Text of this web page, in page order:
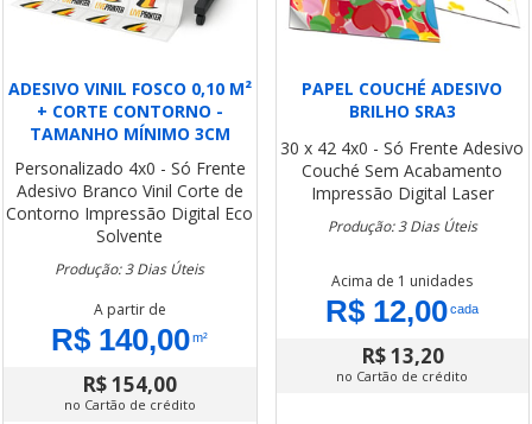
ADESIVO VINIL FOSCO 0,10 M²
+ CORTE CONTORNO -
TAMANHO MÍNIMO 3CM
Personalizado 4x0 - Só Frente
Adesivo Branco Vinil Corte de
Contorno Impressão Digital Eco
Solvente
Produção: 3 Dias Úteis
A partir de
R$ 140,00m²
R$ 154,00
no Cartão de crédito
PAPEL COUCHÉ ADESIVO
BRILHO SRA3
30 x 42 4x0 - Só Frente Adesivo
Couché Sem Acabamento
Impressão Digital Laser
Produção: 3 Dias Úteis
Acima de 1 unidades
R$ 12,00cada
R$ 13,20
no Cartão de crédito